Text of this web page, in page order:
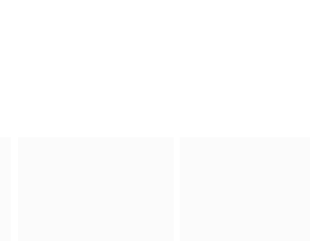
家蒙羞
黄杨钿甜 饰），虽自小被父母忽视，在艰